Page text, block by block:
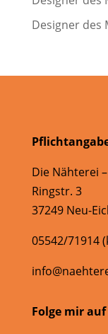
Designer des
Die Nähterei
Ringstr. 3
37249 Neu-
05542/71914
Folge mir